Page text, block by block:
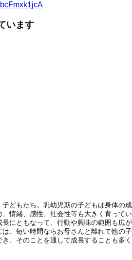
います
どもたち。乳幼児期の子どもは身体の成
情緒、感性、社会性等も大きく育ってい
長にともなって、行動や興味の範囲も広が
、短い時間ならお母さんと離れて他の子
、そのことを通して成長することも多く